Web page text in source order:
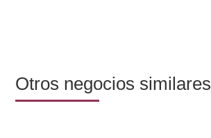
Otros negocios similares